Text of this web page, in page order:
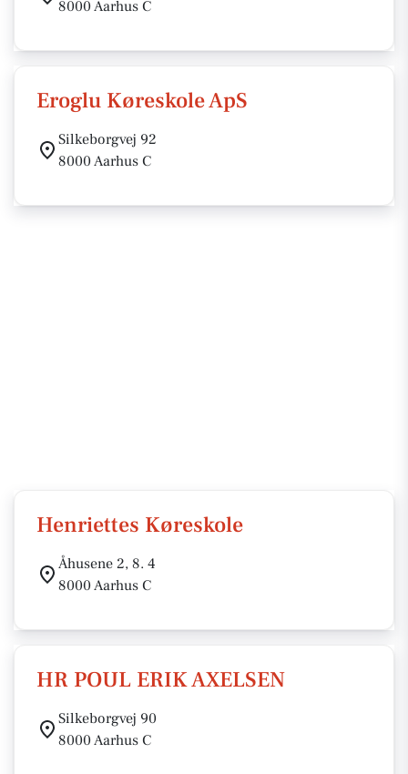
8000 Aarhus C
Eroglu Køreskole ApS
Silkeborgvej 92
8000 Aarhus C
Henriettes Køreskole
Åhusene 2, 8. 4
8000 Aarhus C
HR POUL ERIK AXELSEN
Silkeborgvej 90
8000 Aarhus C